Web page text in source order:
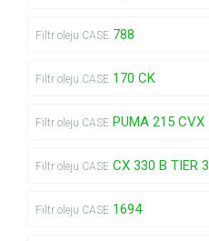
Filtr oleju CASE 788
Filtr oleju CASE 170 CK
Filtr oleju CASE PUMA 215 CVX
Filtr oleju CASE CX 330 B TIER 3
Filtr oleju CASE 1694